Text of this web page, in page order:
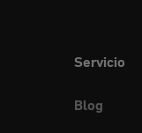
Servicio
Blog